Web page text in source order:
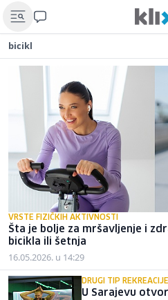
bicikl
VRSTE FIZIČKIH AKTIVNOSTI
Šta je bolje za mršavljenje i
bicikla ili šetnja
16.05.2026. u 14:29
DRUGI TIP REKREACIJE
U Sarajevu